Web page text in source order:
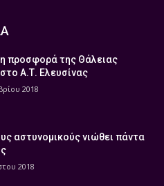
προσφορά της Θάλειας
Α.Τ. Ελευσίνας
2018
αστυνομικούς νιώθει πάντα
2018